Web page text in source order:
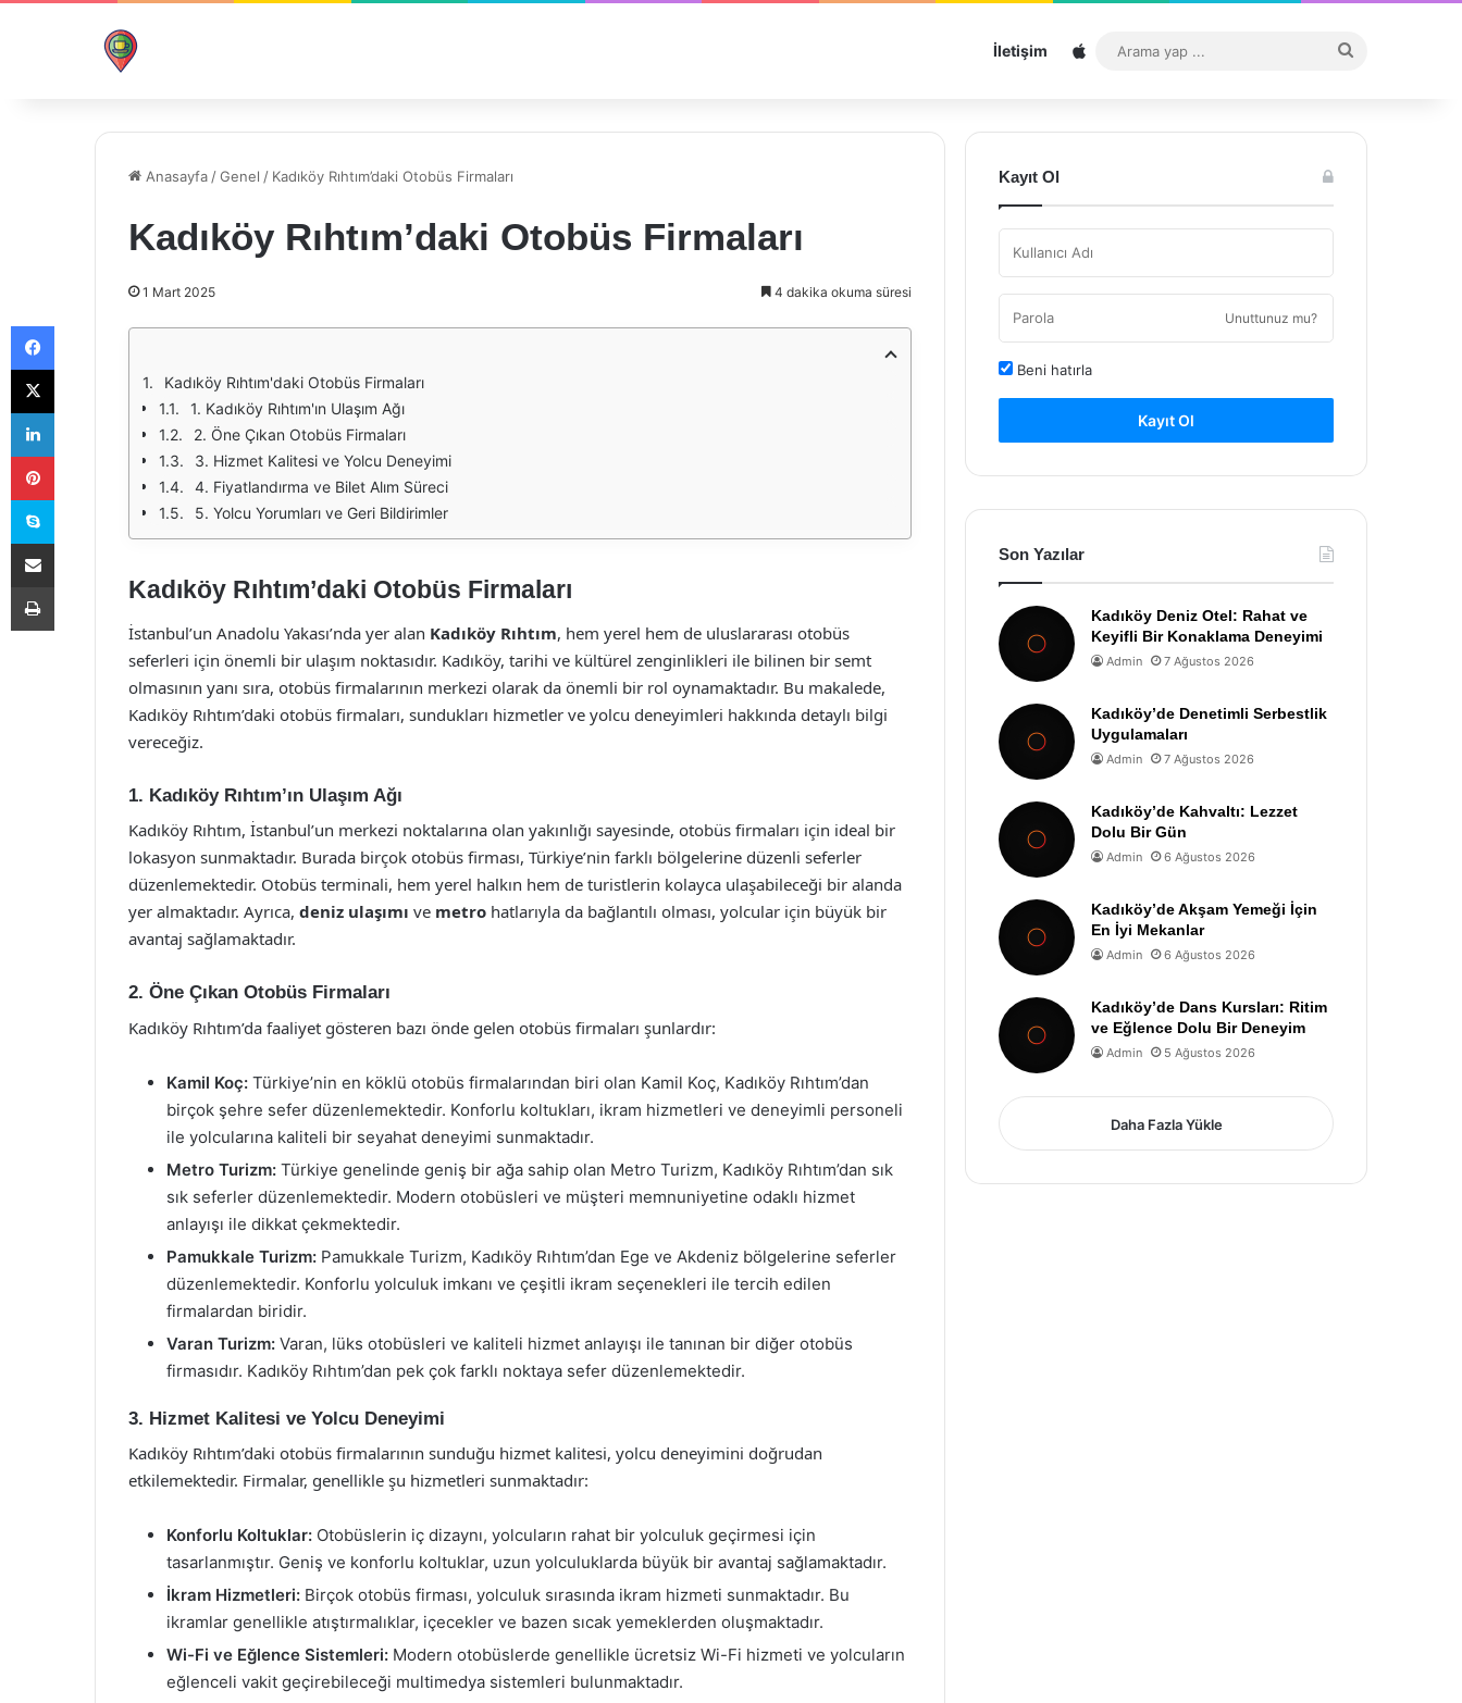
İletişim Sitemap
...
Anasayfa /Genel / Kadıköy Rıhtım’daki Otobüs Firmaları
Kadıköy Rıhtım’daki Otobüs Firmaları
1 Mart 2025 4 dakika okuma süresi
Kadıköy Rıhtım'daki Otobüs Firmaları
1. Kadıköy Rıhtım'ın Ulaşım Ağı
2. Öne Çıkan Otobüs Firmaları
3. Hizmet Kalitesi ve Yolcu Deneyimi
4. Fiyatlandırma ve Bilet Alım Süreci
5. Yolcu Yorumları ve Geri Bildirimler
Kadıköy Rıhtım’daki Otobüs Firmaları
İstanbul’un Anadolu Yakası’nda yer alan Kadıköy Rıhtım, hem yerel hem de uluslararası otobüs
seferleri için önemli bir ulaşım noktasıdır. Kadıköy, tarihi ve kültürel zenginlikleri ile bilinen bir semt
olmasının yanı sıra, otobüs firmalarının merkezi olarak da önemli bir rol oynamaktadır. Bu makalede,
Kadıköy Rıhtım’daki otobüs firmaları, sundukları hizmetler ve yolcu deneyimleri hakkında detaylı bilgi
vereceğiz.
1. Kadıköy Rıhtım’ın Ulaşım Ağı
Kadıköy Rıhtım, İstanbul’un merkezi noktalarına olan yakınlığı sayesinde, otobüs firmaları için ideal bir
lokasyon sunmaktadır. Burada birçok otobüs firması, Türkiye’nin farklı bölgelerine düzenli seferler
düzenlemektedir. Otobüs terminali, hem yerel halkın hem de turistlerin kolayca ulaşabileceği bir alanda
yer almaktadır. Ayrıca, deniz ulaşımı ve metro hatlarıyla da bağlantılı olması, yolcular için büyük bir
avantaj sağlamaktadır.
2. Öne Çıkan Otobüs Firmaları
Kadıköy Rıhtım’da faaliyet gösteren bazı önde gelen otobüs firmaları şunlardır:
Kamil Koç: Türkiye’nin en köklü otobüs firmalarından biri olan Kamil Koç, Kadıköy Rıhtım’dan
birçok şehre sefer düzenlemektedir. Konforlu koltukları, ikram hizmetleri ve deneyimli personeli
ile yolcularına kaliteli bir seyahat deneyimi sunmaktadır.
Metro Turizm: Türkiye genelinde geniş bir ağa sahip olan Metro Turizm, Kadıköy Rıhtım’dan sık
sık seferler düzenlemektedir. Modern otobüsleri ve müşteri memnuniyetine odaklı hizmet
anlayışı ile dikkat çekmektedir.
Pamukkale Turizm: Pamukkale Turizm, Kadıköy Rıhtım’dan Ege ve Akdeniz bölgelerine seferler
düzenlemektedir. Konforlu yolculuk imkanı ve çeşitli ikram seçenekleri ile tercih edilen
firmalardan biridir.
Varan Turizm: Varan, lüks otobüsleri ve kaliteli hizmet anlayışı ile tanınan bir diğer otobüs
firmasıdır. Kadıköy Rıhtım’dan pek çok farklı noktaya sefer düzenlemektedir.
3. Hizmet Kalitesi ve Yolcu Deneyimi
Kadıköy Rıhtım’daki otobüs firmalarının sunduğu hizmet kalitesi, yolcu deneyimini doğrudan
etkilemektedir. Firmalar, genellikle şu hizmetleri sunmaktadır:
Konforlu Koltuklar: Otobüslerin iç dizaynı, yolcuların rahat bir yolculuk geçirmesi için
tasarlanmıştır. Geniş ve konforlu koltuklar, uzun yolculuklarda büyük bir avantaj sağlamaktadır.
İkram Hizmetleri: Birçok otobüs firması, yolculuk sırasında ikram hizmeti sunmaktadır. Bu
ikramlar genellikle atıştırmalıklar, içecekler ve bazen sıcak yemeklerden oluşmaktadır.
Wi-Fi ve Eğlence Sistemleri: Modern otobüslerde genellikle ücretsiz Wi-Fi hizmeti ve yolcuların
eğlenceli vakit geçirebileceği multimedya sistemleri bulunmaktadır.
Kayıt Ol
Unuttunuz mu?
Beni hatırla
Kayıt Ol
Son Yazılar
Kadıköy Deniz Otel: Rahat ve
Keyifli Bir Konaklama Deneyimi
Admin 7 Ağustos 2026
Kadıköy’de Denetimli Serbestlik
Uygulamaları
Admin 7 Ağustos 2026
Kadıköy’de Kahvaltı: Lezzet
Dolu Bir Gün
Admin 6 Ağustos 2026
Kadıköy’de Akşam Yemeği İçin
En İyi Mekanlar
Admin 6 Ağustos 2026
Kadıköy’de Dans Kursları: Ritim
ve Eğlence Dolu Bir Deneyim
Admin 5 Ağustos 2026
Daha Fazla Yükle
Facebook
X
LinkedIn
Pinterest
Skype
E-Posta ile paylaş